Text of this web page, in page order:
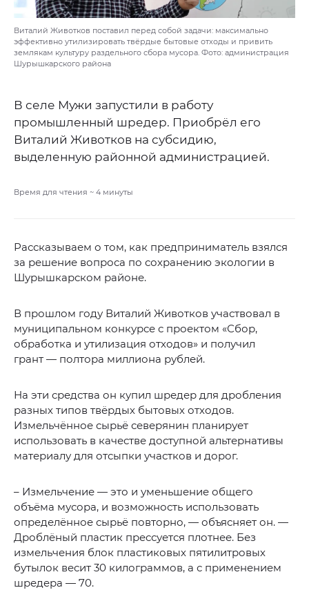
Виталий Животков поставил перед собой задачи: максимально
эффективно утилизировать твёрдые бытовые отходы и привить
землякам культуру раздельного сбора мусора. Фото: администрация
Шурышкарского района
В селе Мужи запустили в работу
промышленный шредер. Приобрёл его
Виталий Животков на субсидию,
выделенную районной администрацией.
Время для чтения ~ 4 минуты
Рассказываем о том, как предприниматель взялся
за решение вопроса по сохранению экологии в
Шурышкарском районе.
В прошлом году Виталий Животков участвовал в
муниципальном конкурсе с проектом «Сбор,
обработка и утилизация отходов» и получил
грант — полтора миллиона рублей.
На эти средства он купил шредер для дробления
разных типов твёрдых бытовых отходов.
Измельчённое сырьё северянин планирует
использовать в качестве доступной альтернативы
материалу для отсыпки участков и дорог.
– Измельчение — это и уменьшение общего
объёма мусора, и возможность использовать
определённое сырьё повторно, — объясняет он. —
Дроблёный пластик прессуется плотнее. Без
измельчения блок пластиковых пятилитровых
бутылок весит 30 килограммов, а с применением
шредера — 70.